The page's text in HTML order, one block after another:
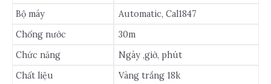
Bộ máy
Automatic, Cal1847
Chống nước
30m
Chức năng
Ngày ,giờ, phút
Chất liệu
Vàng trắng 18k